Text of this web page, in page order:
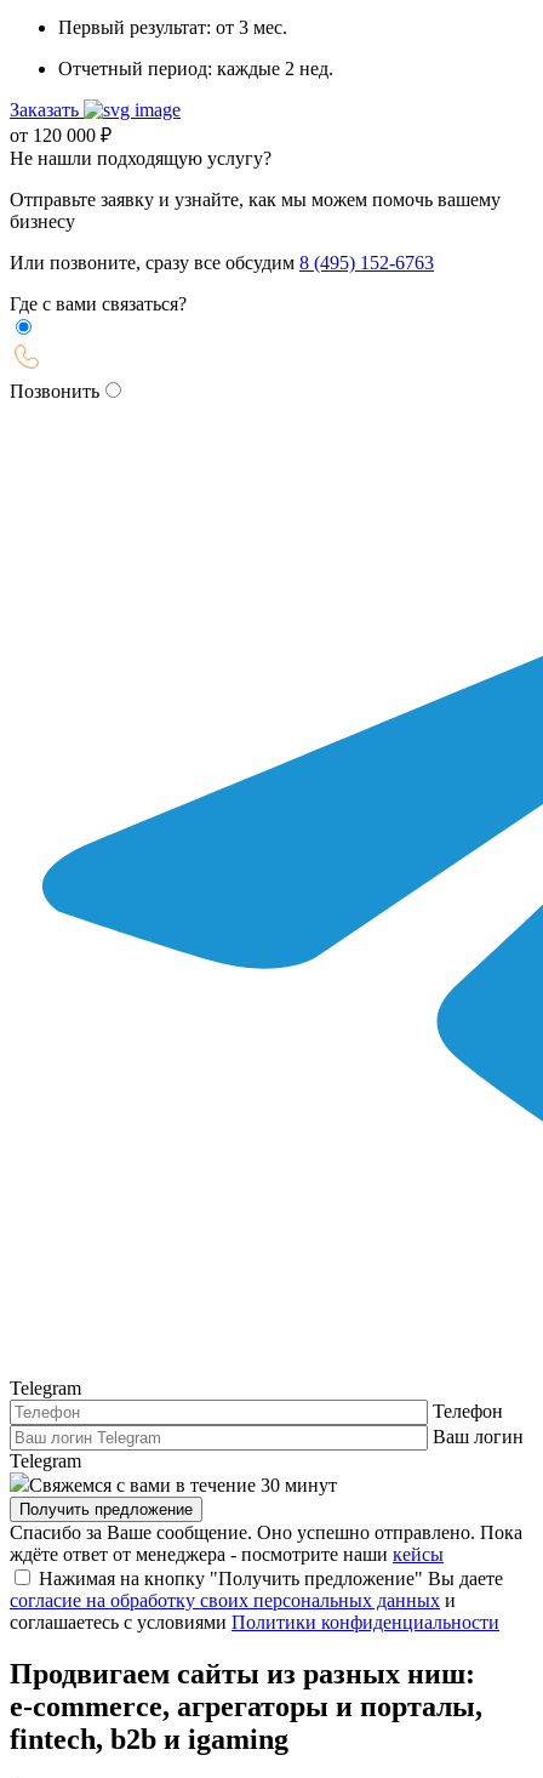
Первый результат: от 3 мес.
Отчетный период: каждые 2 нед.
Заказать
от 120 000 ₽
Не нашли подходящую услугу?
Отправьте заявку и узнайте, как мы можем помочь вашему
бизнесу
Или позвоните, сразу все обсудим 8 (495) 152-6763
Где с вами связаться?
Позвонить
Telegram
Телефон
Ваш логин
Telegram
Свяжемся с вами в течение 30 минут
Получить предложение
Спасибо за Ваше сообщение. Оно успешно отправлено. Пока
ждёте ответ от менеджера - посмотрите наши кейсы
Нажимая на кнопку "Получить предложение" Вы даете
согласие на обработку своих персональных данных и
соглашаетесь с условиями Политики конфиденциальности
Продвигаем сайты из разных ниш:
e‑commerce, агрегаторы и порталы,
fintech, b2b и igaming